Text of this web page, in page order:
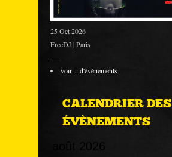
25 Oct 2026
FreeDJ | Paris
voir + d'évènements
CALENDRIER DES
ÉVÈNEMENTS